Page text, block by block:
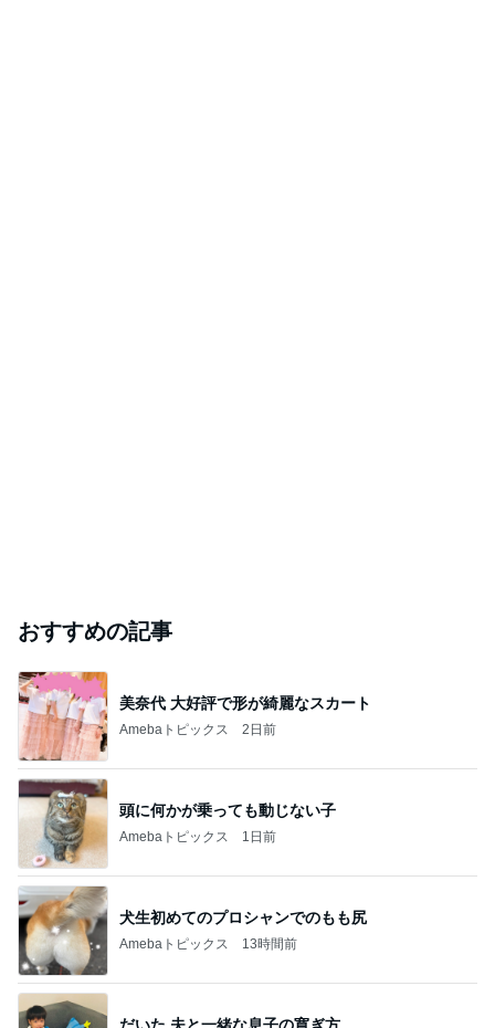
おすすめの記事
美奈代 大好評で形が綺麗なスカート
Amebaトピックス 2日前
頭に何かが乗っても動じない子
Amebaトピックス 1日前
犬生初めてのプロシャンでのもも尻
Amebaトピックス 13時間前
だいた 夫と一緒な息子の寛ぎ方